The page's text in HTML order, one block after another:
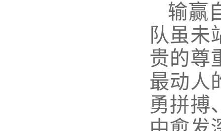
输赢
队虽未
贵的尊
最动人
勇拼搏